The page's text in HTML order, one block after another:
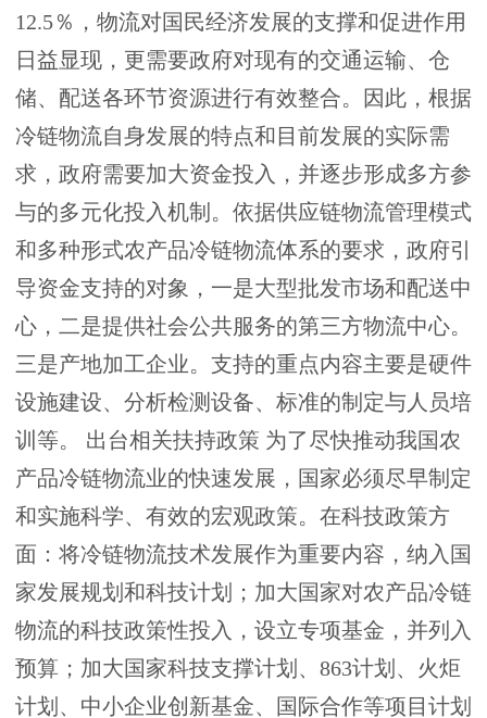
12.5％，物流对国民经济发展的支撑和促进作用
日益显现，更需要政府对现有的交通运输、仓
储、配送各环节资源进行有效整合。因此，根据
冷链物流自身发展的特点和目前发展的实际需
求，政府需要加大资金投入，并逐步形成多方参
与的多元化投入机制。依据供应链物流管理模式
和多种形式农产品冷链物流体系的要求，政府引
导资金支持的对象，一是大型批发市场和配送中
心，二是提供社会公共服务的第三方物流中心。
三是产地加工企业。支持的重点内容主要是硬件
设施建设、分析检测设备、标准的制定与人员培
训等。 出台相关扶持政策 为了尽快推动我国农
产品冷链物流业的快速发展，国家必须尽早制定
和实施科学、有效的宏观政策。在科技政策方
面：将冷链物流技术发展作为重要内容，纳入国
家发展规划和科技计划；加大国家对农产品冷链
物流的科技政策性投入，设立专项基金，并列入
预算；加大国家科技支撑计划、863计划、火炬
计划、中小企业创新基金、国际合作等项目计划